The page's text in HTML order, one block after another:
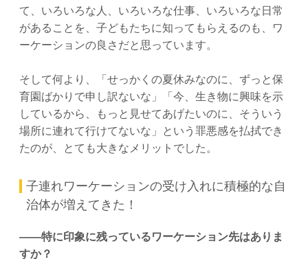
て、いろいろな人、いろいろな仕事、いろいろな日常
があることを、子どもたちに知ってもらえるのも、ワ
ーケーションの良さだと思っています。
そして何より、「せっかくの夏休みなのに、ずっと保
育園ばかりで申し訳ないな」「今、生き物に興味を示
しているから、もっと見せてあげたいのに、そういう
場所に連れて行けてないな」という罪悪感を払拭でき
たのが、とても大きなメリットでした。
子連れワーケーションの受け入れに積極的な自
治体が増えてきた！
——特に印象に残っているワーケーション先はありま
すか？